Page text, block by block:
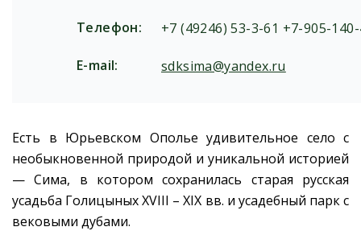
Телефон: +7 (49246) 53-3-61 +7-905-
E-mail: sdksima@yandex.ru
Есть в Юрьевском Ополье удивительное село с
необыкновенной природой и уникальной историей
— Сима, в котором сохранилась старая русская
усадьба Голицыных XVIII – XIX вв. и усадебный парк с
вековыми дубами.